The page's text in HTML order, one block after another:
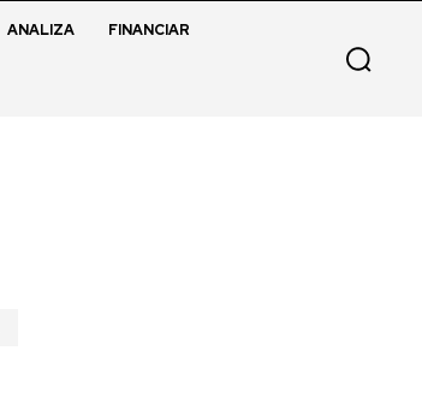
ANALIZA FINANCIAR